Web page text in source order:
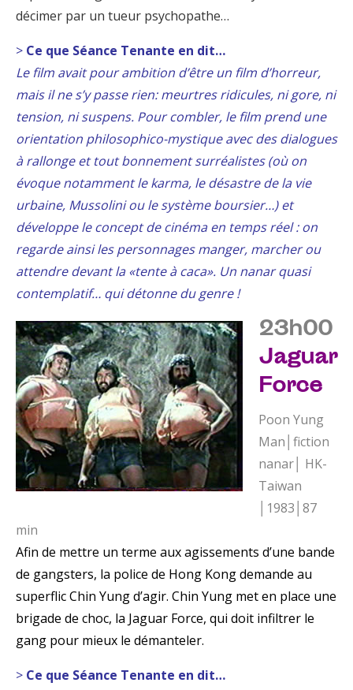
décimer par un tueur psychopathe…
> Ce que Séance Tenante en dit…
Le film avait pour ambition d’être un film d’horreur,
mais il ne s’y passe rien: meurtres ridicules, ni gore, ni
tension, ni suspens. Pour combler, le film prend une
orientation philosophico-mystique avec des dialogues
à rallonge et tout bonnement surréalistes (où on
évoque notamment le karma, le désastre de la vie
urbaine, Mussolini ou le système boursier…) et
développe le concept de cinéma en temps réel : on
regarde ainsi les personnages manger, marcher ou
attendre devant la «tente à caca». Un nanar quasi
contemplatif… qui détonne du genre !
23h00
Jaguar
Force
Poon Yung
Man│fiction
nanar│ HK-
Taiwan
│1983│87
min
Afin de mettre un terme aux agissements d’une bande
de gangsters, la police de Hong Kong demande au
superflic Chin Yung d’agir. Chin Yung met en place une
brigade de choc, la Jaguar Force, qui doit infiltrer le
gang pour mieux le démanteler.
> Ce que Séance Tenante en dit…